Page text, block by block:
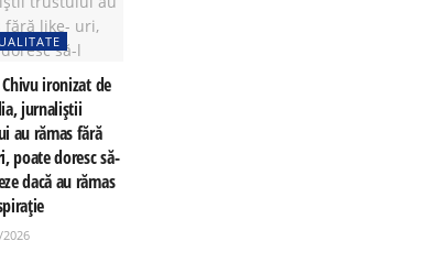
ironizat de
jurnaliștii
au rămas fără
poate doresc să-
dacă au rămas